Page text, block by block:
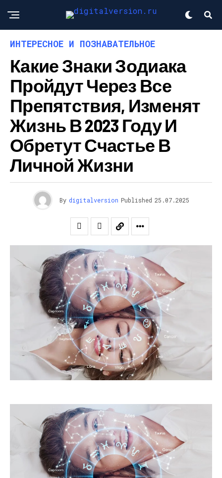
ИНТЕРЕСНОЕ И ПОЗНАВАТЕЛЬНОЕ
Какие Знаки Зодиака
Пройдут Через Все
Препятствия, Изменят
Жизнь В 2023 Году И
Обретут Счастье В
Личной Жизни
By digitalversion Published 25.07.2025